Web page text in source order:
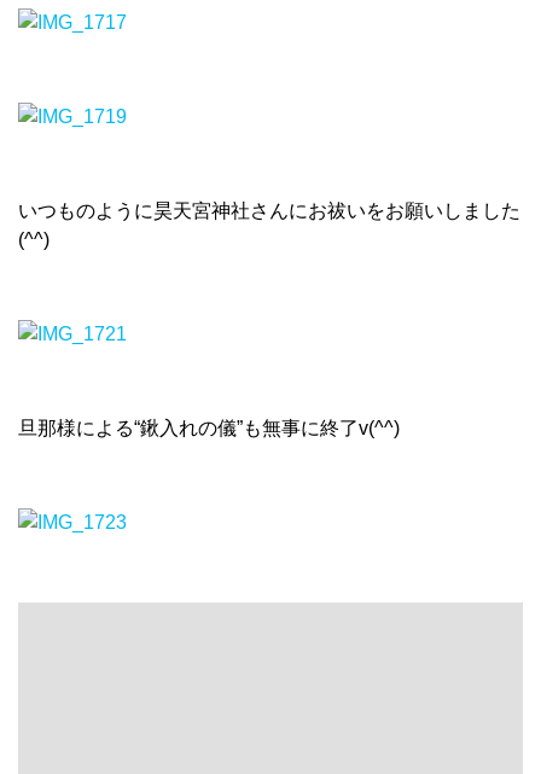
いつものように昊天宮神社さんにお祓いをお願いしました
(^^)
旦那様による“鍬入れの儀”も無事に終了v(^^)